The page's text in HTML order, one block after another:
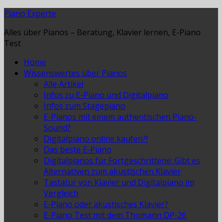
Piano Experte
Alles über Pianos – Beratung, Klavier lernen, E-Piano
Test
Home
Wissenswertes über Pianos
Alle Artikel
Infos zu E-Piano und Digitalpiano
Infos zum Stagepiano
E-Pianos mit einem authentischen Piano-
Sound?
Digitalpiano online kaufen?!
Das beste E-Piano
Digitalpianos für Fortgeschrittene: Gibt es
Alternativen zum akustischen Klavier
Tastatur von Klavier und Digitalpiano im
Vergleich
E-Piano oder akustisches Klavier?
E-Piano Test mit dem Thomann DP-26